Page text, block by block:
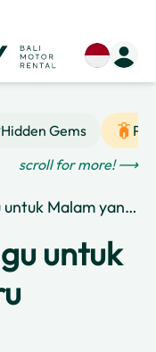
Hidden Gems
scroll for more! ⟶
Malam yang Seru
untuk